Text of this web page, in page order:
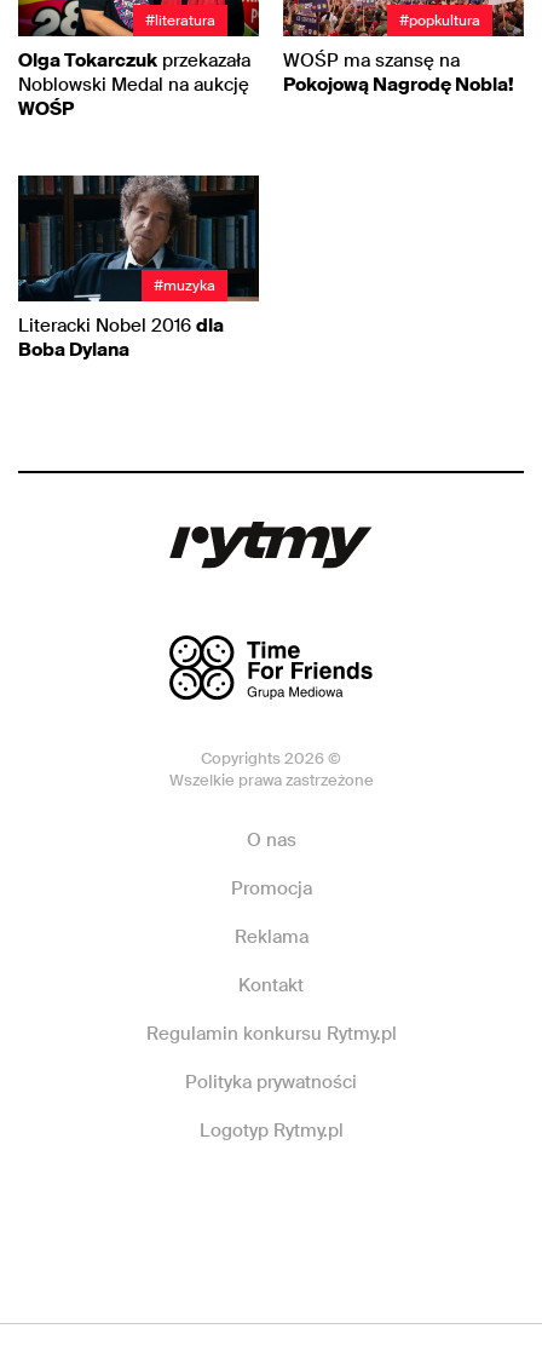
#literatura
Olga Tokarczuk przekazała
Noblowski Medal na aukcję
WOŚP
#popkultura
WOŚP ma szansę na
Pokojową Nagrodę Nobla!
#muzyka
Literacki Nobel 2016 dla
Boba Dylana
Copyrights 2026 ©
Wszelkie prawa zastrzeżone
O nas
Promocja
Reklama
Kontakt
Regulamin konkursu Rytmy.pl
Polityka prywatności
Logotyp Rytmy.pl